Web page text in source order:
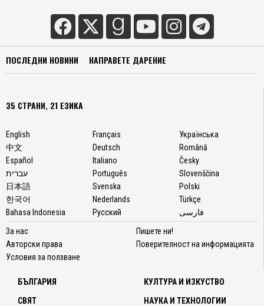
ПОСЛЕДНИ НОВИНИ НАПРАВЕТЕ ДАРЕНИЕ
35 СТРАНИ, 21 ЕЗИКА
English
中文
Español
עברית
日本語
한국어
Bahasa Indonesia
Français
Deutsch
Italiano
Português
Svenska
Nederlands
Русский
Українська
Română
Česky
Slovenščina
Polski
Türkçe
فارسی
За нас
Авторски права
Условия за ползване
Пишете ни!
Поверителност на информацията
БЪЛГАРИЯ
СВЯТ
КУЛТУРА И ИЗКУСТВО
НАУКА И ТЕХНОЛОГИИ